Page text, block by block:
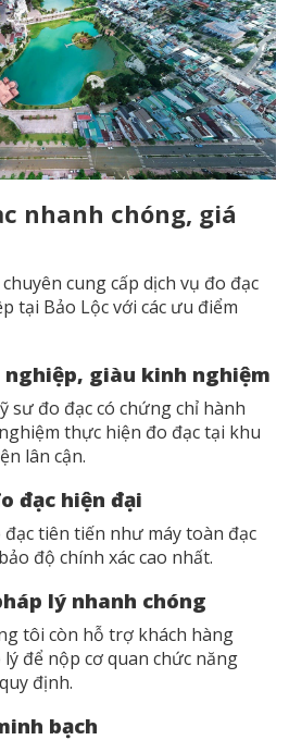
nhanh chóng, giá
chuyên cung cấp dịch vụ đo đạc
tại Bảo Lộcvới các ưu điểm
giàu kinh nghiệm
sư đo đạc có chứng chỉ hành
thực hiện đo đạc tại khu
lân cận.
đạc hiện đại
tiên tiến như máy toàn đạc
độ chính xác cao nhất.
lý nhanh chóng
tôi còn hỗ trợ khách hàng
để nộp cơ quan chức năng
định.
bạch